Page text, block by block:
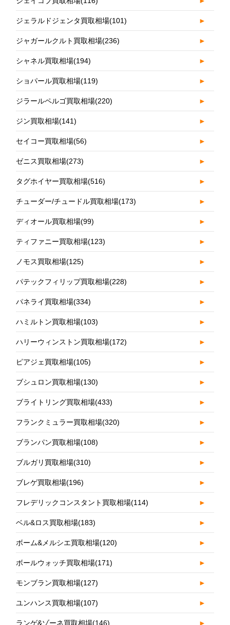
ジェラルドジェンタ買取相場(101) ►
ジャガールクルト買取相場(236) ►
シャネル買取相場(194) ►
ショパール買取相場(119) ►
ジラールペルゴ買取相場(220) ►
ジン買取相場(141) ►
セイコー買取相場(56) ►
ゼニス買取相場(273) ►
タグホイヤー買取相場(516) ►
チューダー/チュードル買取相場(173) ►
ディオール買取相場(99) ►
ティファニー買取相場(123) ►
ノモス買取相場(125) ►
パテックフィリップ買取相場(228) ►
パネライ買取相場(334) ►
ハミルトン買取相場(103) ►
ハリーウィンストン買取相場(172) ►
ピアジェ買取相場(105) ►
ブシュロン買取相場(130) ►
ブライトリング買取相場(433) ►
フランクミュラー買取相場(320) ►
ブランパン買取相場(108) ►
ブルガリ買取相場(310) ►
ブレゲ買取相場(196) ►
フレデリックコンスタント買取相場(114) ►
ベル&ロス買取相場(183) ►
ボーム&メルシエ買取相場(120) ►
ボールウォッチ買取相場(171) ►
モンブラン買取相場(127) ►
ユンハンス買取相場(107) ►
ランゲ&ゾーネ買取相場(146) ►